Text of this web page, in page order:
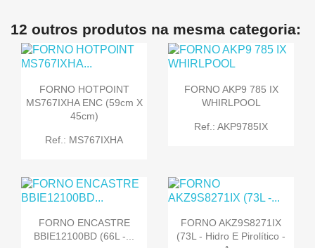
12 outros produtos na mesma categoria:
FORNO HOTPOINT
MS767IXHA ENC (59cm X
45cm)
Ref.: MS767IXHA
FORNO AKP9 785 IX
WHIRLPOOL
Ref.: AKP9785IX
FORNO ENCASTRE
BBIE12100BD (66L -...
FORNO AKZ9S8271IX
(73L - Hidro E Pirolítico -